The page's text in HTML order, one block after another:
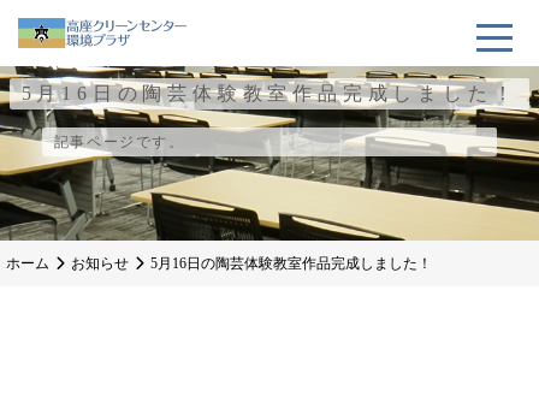
5月16日の陶芸体験教室作品完成しました！
記事ページです。
ホーム お知らせ 5月16日の陶芸体験教室作品完成しました！